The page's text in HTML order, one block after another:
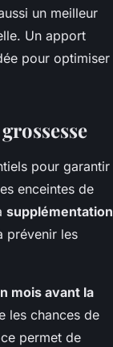
un meilleur
Un apport
pour optimiser
pour garantir
enceintes de
supplémentation
prévenir les
mois avant la
les chances de
permet de